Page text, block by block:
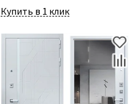
Купить в 1 клик